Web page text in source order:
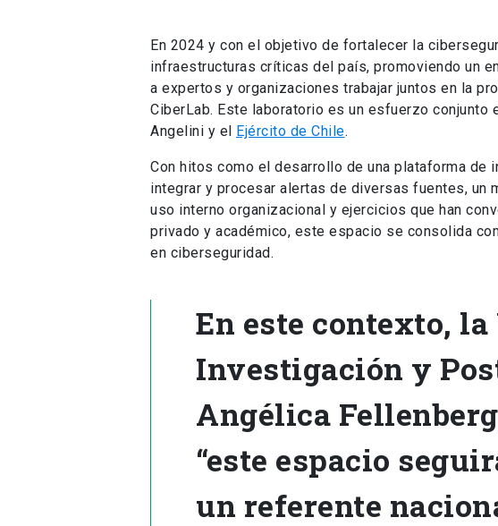
En 2024 y con el objetivo de fortalecer la
infraestructuras críticas del país, promoviendo un
a expertos y organizaciones trabajar juntos en la
CiberLab. Este laboratorio es un esfuerzo conjunto
Angelini y el Ejército de Chile.
Con hitos como el desarrollo de una plataforma de
integrar y procesar alertas de diversas fuentes, un
uso interno organizacional y ejercicios que han
privado y académico, este espacio se consolida
en ciberseguridad.
En este contexto,
Investigación y
Angélica
“este espacio
un referente